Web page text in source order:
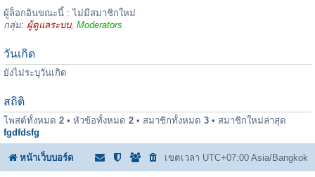
ผู้ล็อกอินขณะนี้ : ไม่มีสมาชิกใหม่
กลุ่ม: ผู้ดูแลระบบ, Moderators
วันเกิด
ยังไม่ระบุวันเกิด
สถิติ
โพสต์ทั้งหมด 2 • หัวข้อทั้งหมด 2 • สมาชิกทั้งหมด 3 • สมาชิกใหม่ล่าสุด
fgdfdsfg
หน้าเว็บบอร์ด เขตเวลา UTC+07:00 Asia/Bangkok